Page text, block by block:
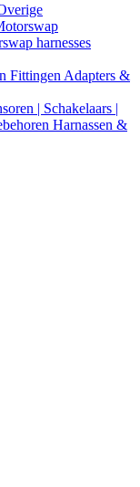
harnesses
Fittingen Adapters &
| Schakelaars |
Harnassen &